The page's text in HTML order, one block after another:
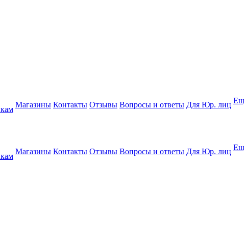
Магазины Контакты Отзывы Вопросы и ответы Для Юр. лиц
Магазины Контакты Отзывы Вопросы и ответы Для Юр. лиц